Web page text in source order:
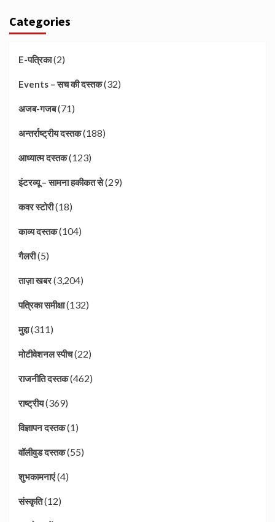
Categories
E-पत्रिका(2)
Events – सच की दस्तक(32)
अजब-गजब(71)
अन्तर्राष्ट्रीय दस्तक(188)
आध्यात्म दस्तक(123)
इंटरव्यू – सामना हकीकत से(29)
कवर स्टोरी(18)
काव्य दस्तक(104)
गैलरी(5)
ताज़ा खबर(3,204)
पत्रिका समीक्षा(132)
मुद्दा(311)
मोटीवेशनल स्पीच(22)
राजनीति दस्तक(462)
राष्ट्रीय(369)
विज्ञापन दस्तक(1)
वॉलीवुड दस्तक(55)
शुभकामनाएं(4)
संस्कृति(12)